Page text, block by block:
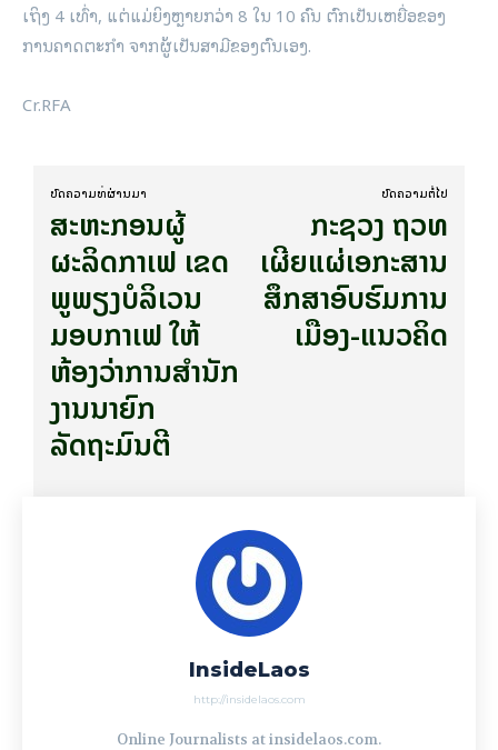
ເຖິງ 4 ເທົ່າ, ແຕ່ແມ່ຍິງຫຼາຍກວ່າ 8 ໃນ 10 ຄົນ ຕົກເປັນເຫຍື່ອຂອງ
ການຄາດ​ຕະ​ກຳ ຈາກຜູ້ເປັນສາມີຂອງຕົນເອງ.
Cr.RFA
ບົດ​ຄວາມ​ທີ່​ຜ່ານ​ມາ
ສະຫະກອນຜູ້
ຜະລິດກາເຟ ເຂດ
ພູພຽງບໍລິເວນ
ມອບກາເຟ ໃຫ້
ຫ້ອງວ່າການສໍານັກ
ງານນາຍົກ
ລັດຖະມົນຕີ
ບົດ​ຄວາມ​ຕໍ່​ໄປ
ກະຊວງ ຖວທ
ເຜີຍແຜ່ເອກະສານ
ສຶກສາອົບຮົມການ
ເມືອງ-ແນວຄິດ
InsideLaos
http://insidelaos.com
Online Journalists at insidelaos.com.